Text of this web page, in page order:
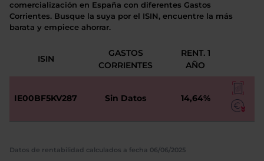
comercialización en España con diferentes Gastos
Corrientes. Busque la suya por el ISIN, encuentre la más
barata y empiece ahorrar.
ISIN
GASTOS
CORRIENTES
RENT. 1
AÑO
IE00BF5KV287 Sin Datos 14,64%
Datos de rentabilidad calculados a fecha 06/06/2025